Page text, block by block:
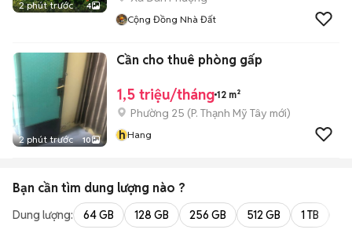
2 phút trước 4
Cộng Đồng Nhà Đất
2 phút trước 10
Cần cho thuê phòng gấp
1,5 triệu/tháng 12 m²
Phường 25 (P. Thạnh Mỹ Tây mới)
hHang
Bạn cần tìm dung lượng nào ?
Dung lượng: 64 GB 128 GB 256 GB 512 GB 1 TB